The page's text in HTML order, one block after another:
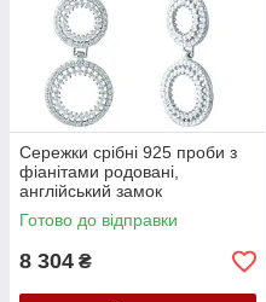
Сережки срібні 925 проби з
фіанітами родовані,
англійський замок
Готово до відправки
8 304 ₴